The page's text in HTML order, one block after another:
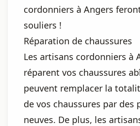
cordonniers à Angers
souliers !
Réparation de chaussures
Les artisans cordonniers à
réparent vos chaussures
peuvent remplacer la
de vos chaussures par des
neuves. De plus, les